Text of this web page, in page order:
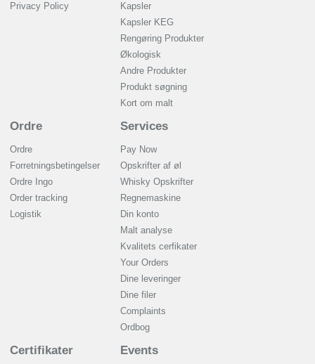
Privacy Policy
Kapsler
Kapsler KEG
Rengøring Produkter
Økologisk
Andre Produkter
Produkt søgning
Kort om malt
Ordre
Ordre
Forretningsbetingelser
Ordre Ingo
Order tracking
Logistik
Services
Pay Now
Opskrifter af øl
Whisky Opskrifter
Regnemaskine
Din konto
Malt analyse
Kvalitets cerfikater
Your Orders
Dine leveringer
Dine filer
Complaints
Ordbog
Certifikater Events